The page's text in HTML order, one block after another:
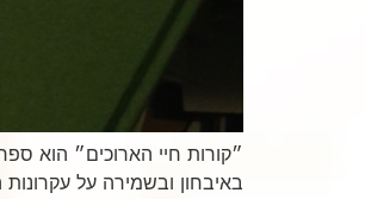
באיבחון ובשמירה על